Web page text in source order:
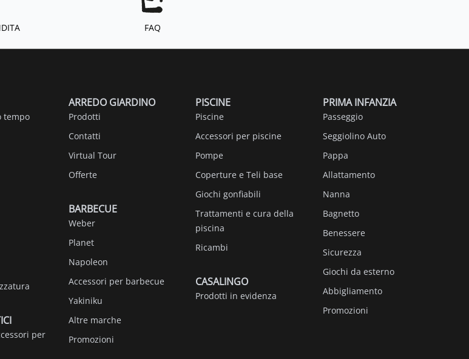
FAQ
tempo
per
ARREDO GIARDINO
Prodotti
Contatti
Virtual Tour
Offerte
BARBECUE
Weber
Planet
Napoleon
Accessori per barbecue
Yakiniku
Altre marche
Promozioni
PISCINE
Piscine
Accessori per piscine
Pompe
Coperture e Teli base
Giochi gonfiabili
Trattamenti e cura della
piscina
Ricambi
CASALINGO
Prodotti in evidenza
PRIMA INFANZIA
Passeggio
Seggiolino Auto
Pappa
Allattamento
Nanna
Bagnetto
Benessere
Sicurezza
Giochi da esterno
Abbigliamento
Promozioni